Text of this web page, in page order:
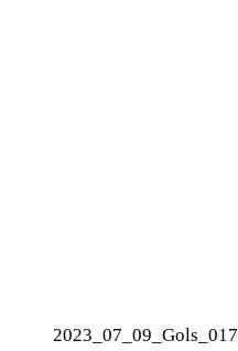
2023_07_09_Gols_017